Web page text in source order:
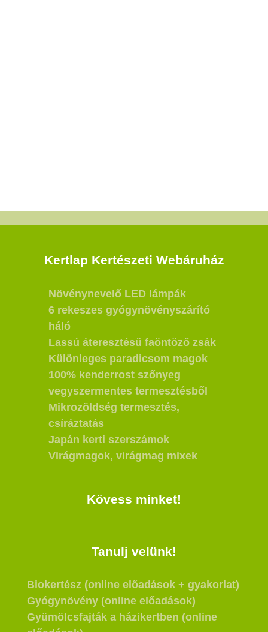
Kertlap Kertészeti Webáruház
Növénynevelő LED lámpák
6 rekeszes gyógynövényszárító
háló
Lassú áteresztésű faöntöző zsák
Különleges paradicsom magok
100% kenderrost szőnyeg
vegyszermentes termesztésből
Mikrozöldség termesztés,
csíráztatás
Japán kerti szerszámok
Virágmagok, virágmag mixek
Kövess minket!
Tanulj velünk!
Biokertész (online előadások + gyakorlat)
Gyógynövény (online előadások)
Gyümölcsfajták a házikertben (online